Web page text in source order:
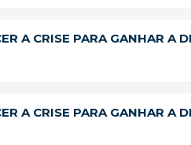
A CRISE PARA GANHAR A
A CRISE PARA GANHAR A